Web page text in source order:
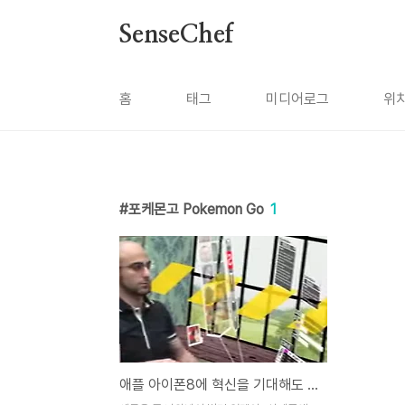
SenseChef
홈 태그 미디어로그 위
포케몬고 Pokemon Go 1
애플 아이폰8에 혁신을 기대해도 좋은 이유